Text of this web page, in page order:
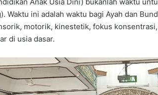
Waktu ini adalah waktu bagi Ayah dan
motorik, kinestetik, fokus
di usia dasar.